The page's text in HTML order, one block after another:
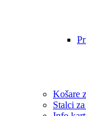
Košare
Stalci